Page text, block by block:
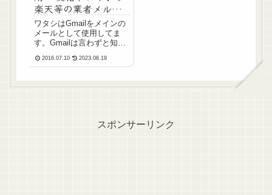
楽天等の業者メルマ
ガを自動で移動させ
る方法
ワタシはGmailをメインの
メールとして使用してま
す。Gmailは言わずと知れ
スです。無料です。これは
2016.07.10 2023.08.19
スポンサーリンク